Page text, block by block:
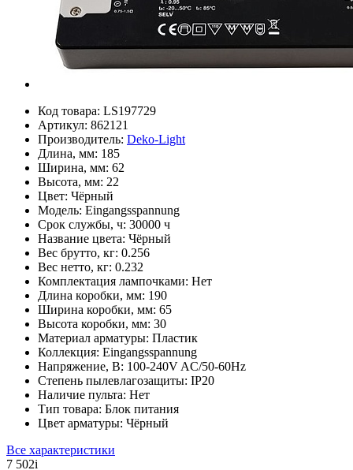
Код товара: LS197729
Артикул: 862121
Производитель: Deko-Light
Длина, мм: 185
Ширина, мм: 62
Высота, мм: 22
Цвет: Чёрный
Модель: Eingangsspannung
Срок службы, ч: 30000 ч
Название цвета: Чёрный
Вес брутто, кг: 0.256
Вес нетто, кг: 0.232
Комплектация лампочками: Нет
Длина коробки, мм: 190
Ширина коробки, мм: 65
Высота коробки, мм: 30
Материал арматуры: Пластик
Коллекция: Eingangsspannung
Напряжение, В: 100-240V AC/50-60Hz
Степень пылевлагозащиты: IP20
Наличие пульта: Нет
Тип товара: Блок питания
Цвет арматуры: Чёрный
Все характеристики
7 502i